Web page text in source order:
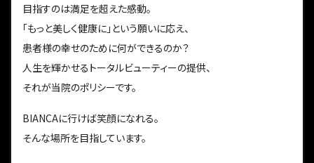
目指すのは満足を超えた感動。
「もっと美しく健康に」という願いに応え、
患者様の幸せのために何ができるのか？
人生を輝かせるトータルビューティーの提供、
それが当院のポリシーです。
BIANCAに行けば笑顔になれる。
そんな場所を目指しています。